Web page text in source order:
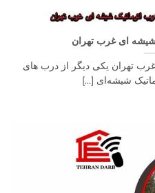
غرب تهران
یکی دیگر از درب های
[...]